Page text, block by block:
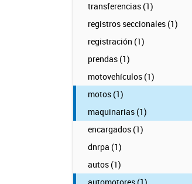
transferencias (1)
registros seccionales (1)
registración (1)
prendas (1)
motovehículos (1)
motos (1)
maquinarias (1)
encargados (1)
dnrpa (1)
autos (1)